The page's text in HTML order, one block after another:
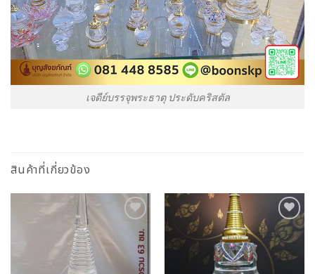
เจดีย์บรรจุพระธาตุ ประดับคริสตัล
สินค้าที่เกี่ยวข้อง
Wishlist
Add to
Wishlist